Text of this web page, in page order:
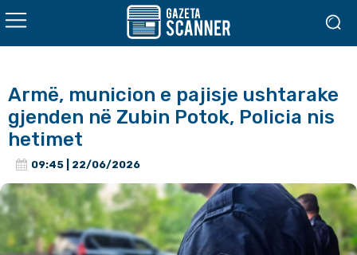
Armë, municion e pajisje ushtarake
gjenden në Zubin Potok, Policia nis
hetimet
09:45 | 22/06/2026